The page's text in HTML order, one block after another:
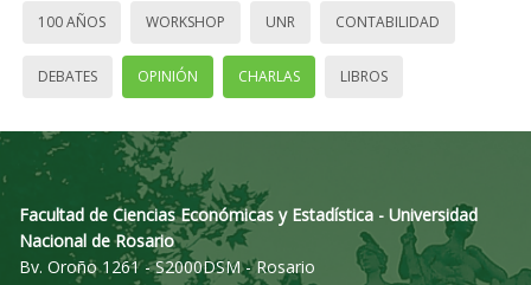
100 AÑOS WORKSHOP UNR CONTABILIDAD
DEBATES OPINIÓN CHARLAS LIBROS
Facultad de Ciencias Económicas y Estadística - Universidad
Nacional de Rosario
Bv. Oroño 1261 - S2000DSM - Rosario